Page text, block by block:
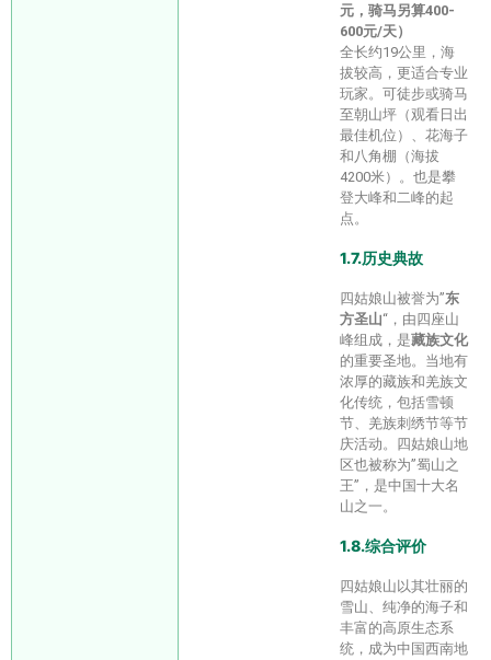
元，骑马另算400-
600元/天）
全长约19公里，海
拔较高，更适合专业
玩家。可徒步或骑马
至朝山坪（观看日出
最佳机位）、花海子
和八角棚（海拔
4200米）。也是攀
登大峰和二峰的起
点。
1.7.历史典故
四姑娘山被誉为”东
方圣山“，由四座山
峰组成，是藏族文化
的重要圣地。当地有
浓厚的藏族和羌族文
化传统，包括雪顿
节、羌族刺绣节等节
庆活动。四姑娘山地
区也被称为”蜀山之
王”，是中国十大名
山之一。
1.8.综合评价
四姑娘山以其壮丽的
雪山、纯净的海子和
丰富的高原生态系
统，成为中国西南地